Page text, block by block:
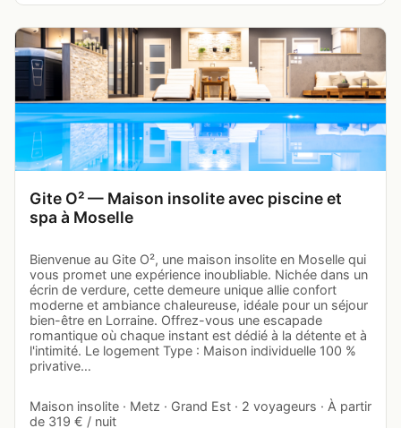
Gite O² — Maison insolite avec piscine et
spa à Moselle
Bienvenue au Gite O², une maison insolite en Moselle qui
vous promet une expérience inoubliable. Nichée dans un
écrin de verdure, cette demeure unique allie confort
moderne et ambiance chaleureuse, idéale pour un séjour
bien-être en Lorraine. Offrez-vous une escapade
romantique où chaque instant est dédié à la détente et à
l'intimité. Le logement Type : Maison individuelle 100 %
privative…
Maison insolite · Metz · Grand Est · 2 voyageurs · À partir
de 319 € / nuit